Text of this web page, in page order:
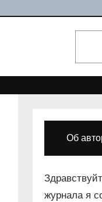
Об
журнала я